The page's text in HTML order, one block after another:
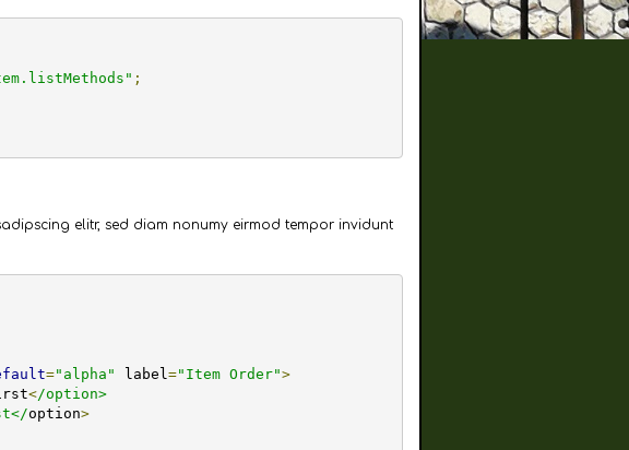
;
elitr, sed diam nonumy eirmod tempor invidunt
="alpha" label ="Item Order">
</option>
option>